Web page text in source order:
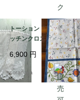
トーション ２枚組 キ
ッチンクロス テーブ
ルマット イタリア
製 レトロ カラフル
ヴィンテージ 12clem
23
6,900 円
soracoya